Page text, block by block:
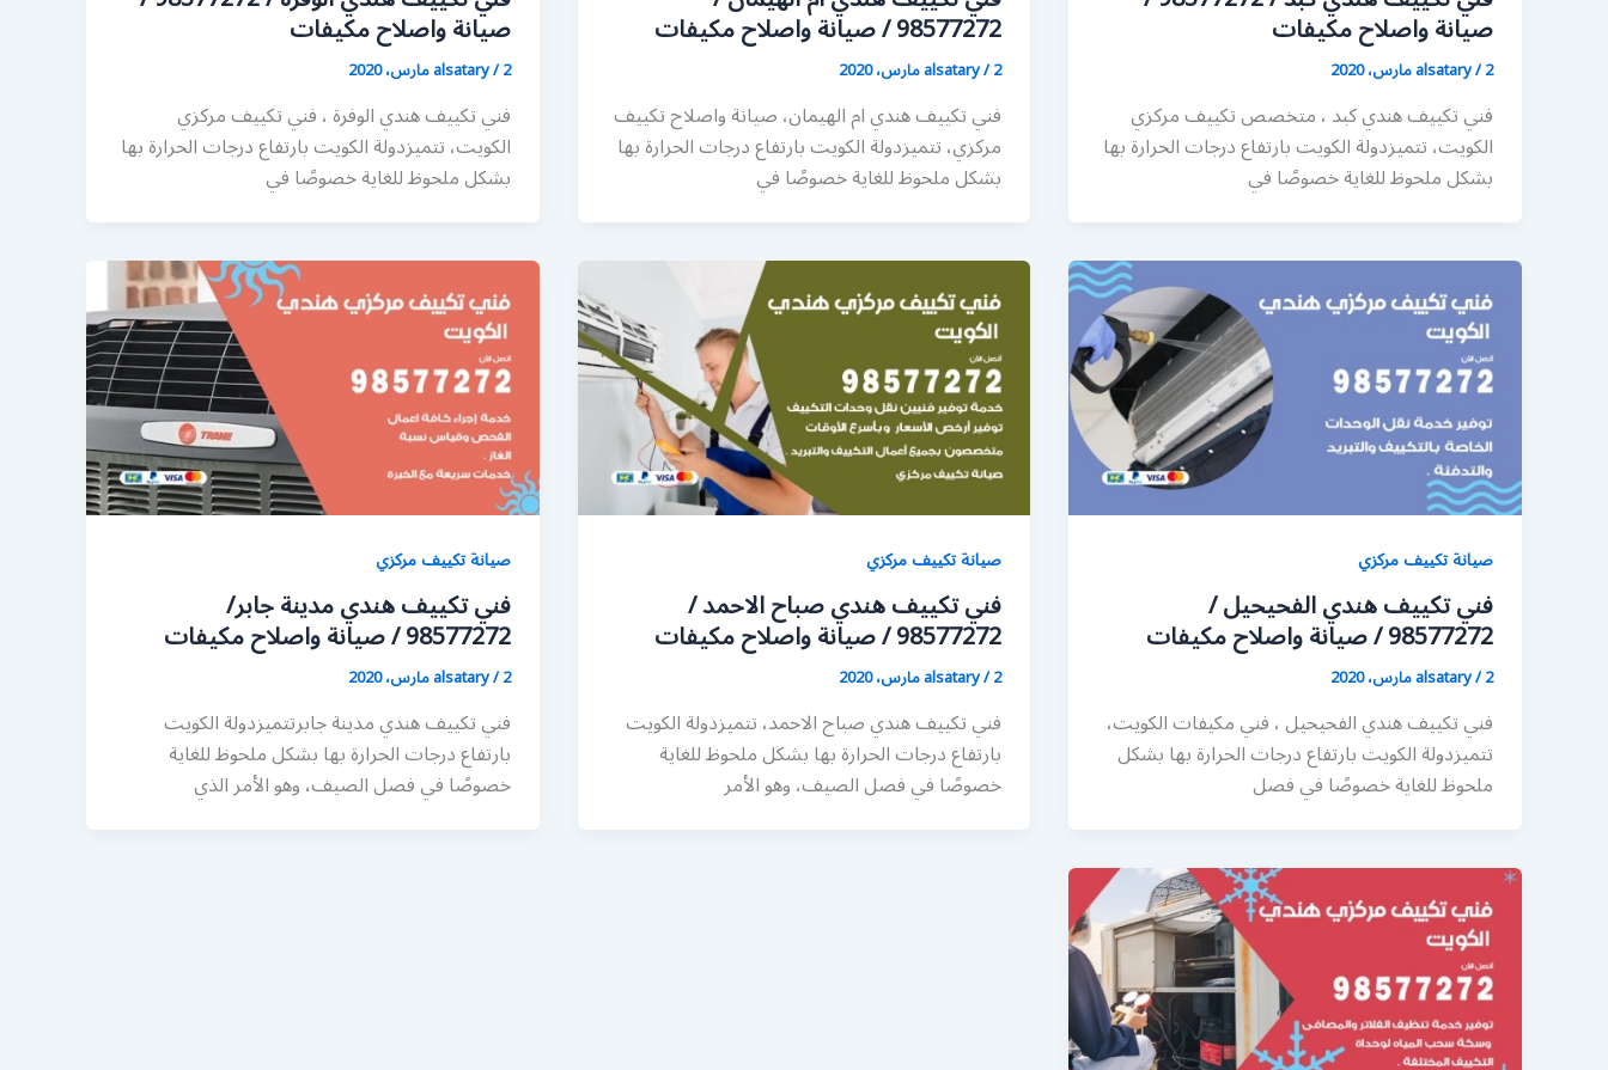
صيانة واصلاح مكيفات
alsatary/2 مارس، 2020
فني تكييف هندي كبد ، متخصص تكييف مركزي
الكويت، تتميزدولة الكويت بارتفاع درجات الحرارة بها
بشكل ملحوظ للغاية خصوصًا في
98577272 / صيانة واصلاح مكيفات
alsatary/2 مارس، 2020
فني تكييف هندي ام الهيمان، صيانة واصلاح تكييف
مركزي، تتميزدولة الكويت بارتفاع درجات الحرارة بها
بشكل ملحوظ للغاية خصوصًا في
صيانة واصلاح مكيفات
alsatary/2 مارس، 2020
فني تكييف هندي الوفرة ، فني تكييف مركزي
الكويت، تتميزدولة الكويت بارتفاع درجات الحرارة بها
بشكل ملحوظ للغاية خصوصًا في
صيانة تكييف مركزي
فني تكييف هندي الفحيحيل /
98577272 / صيانة واصلاح مكيفات
alsatary/2 مارس، 2020
فني تكييف هندي الفحيحيل ، فني مكيفات الكويت،
تتميزدولة الكويت بارتفاع درجات الحرارة بها بشكل
ملحوظ للغاية خصوصًا في فصل
صيانة تكييف مركزي
فني تكييف هندي صباح الاحمد /
98577272 / صيانة واصلاح مكيفات
alsatary/2 مارس، 2020
فني تكييف هندي صباح الاحمد، تتميزدولة الكويت
بارتفاع درجات الحرارة بها بشكل ملحوظ للغاية
خصوصًا في فصل الصيف، وهو الأمر
صيانة تكييف مركزي
فني تكييف هندي مدينة جابر/
98577272 / صيانة واصلاح مكيفات
alsatary/2 مارس، 2020
فني تكييف هندي مدينة جابرتتميزدولة الكويت
بارتفاع درجات الحرارة بها بشكل ملحوظ للغاية
خصوصًا في فصل الصيف، وهو الأمر الذي